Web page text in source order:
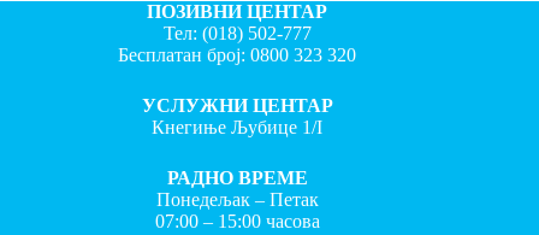
ПОЗИВНИ ЦЕНТАР
Тел: (018) 502-777
Бесплатан број:0800 323 320
УСЛУЖНИ ЦЕНТАР
Кнегиње Љубице 1/I
РАДНО ВРЕМЕ
Понедељак – Петак
07:00 – 15:00 часова